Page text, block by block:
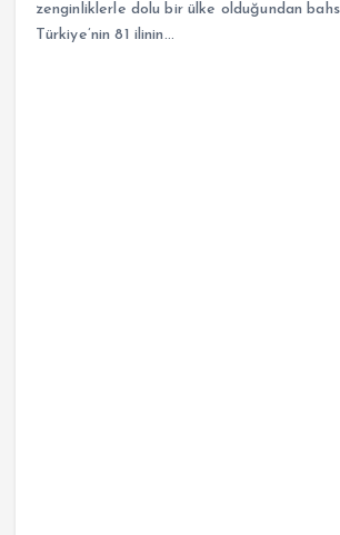
zenginliklerle dolu bir ülke olduğundan
Türkiye’nin 81 ilinin…